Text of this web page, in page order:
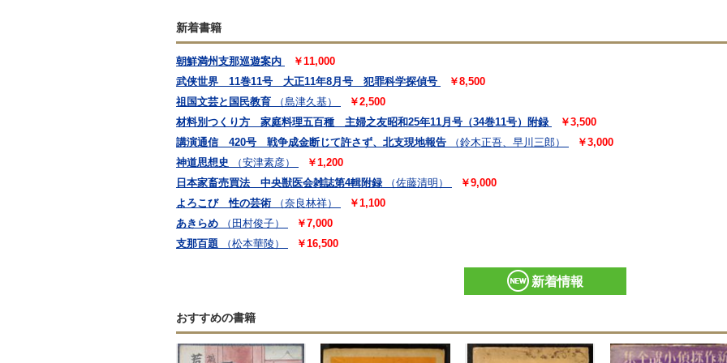
新着書籍
朝鮮満州支那巡遊案内
￥11,000
武侠世界 11巻11号 大正11年8月号 犯罪科学探偵号
￥8,500
祖国文芸と国民教育
（島津久基）
￥2,500
材料別つくり方 家庭料理五百種 主婦之友昭和25年11月号（34巻11号）附録
￥3,500
講演通信 420号 戦争成金断じて許さず、北支現地報告
（鈴木正吾、早川三郎）
￥3,000
神道思想史
（安津素彦）
￥1,200
日本家畜売買法 中央獣医会雑誌第4輯附録
（佐藤清明）
￥9,000
よろこび 性の芸術
（奈良林祥）
￥1,100
あきらめ
（田村俊子）
￥7,000
支那百題
（松本華陵） ￥16,500
新着情報
おすすめの書籍